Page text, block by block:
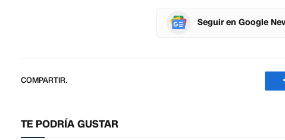
Seguir en Google
COMPARTIR.
TE PODRÍA GUSTAR